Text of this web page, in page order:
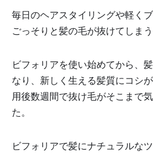
毎日のヘアスタイリングや軽く
ごっそりと髪の毛が抜けてしまう
ビフォリアを使い始めてから、
なり、新しく生える髪質にコシ
用後数週間で抜け毛がそこまで
た。
ビフォリアで髪にナチュラルな